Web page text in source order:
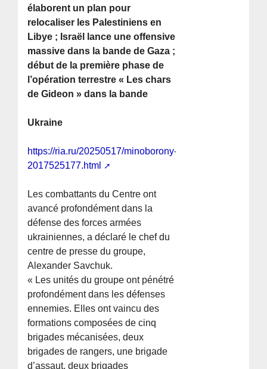
élaborent un plan pour
relocaliser les Palestiniens en
Libye ; Israël lance une offensive
massive dans la bande de Gaza ;
début de la première phase de
l’opération terrestre « Les chars
de Gideon » dans la bande
Ukraine
https://ria.ru/20250517/minoborony-
2017525177.html
Les combattants du Centre ont
avancé profondément dans la
défense des forces armées
ukrainiennes, a déclaré le chef du
centre de presse du groupe,
Alexander Savchuk.
« Les unités du groupe ont pénétré
profondément dans les défenses
ennemies. Elles ont vaincu des
formations composées de cinq
brigades mécanisées, deux
brigades de rangers, une brigade
d’assaut, deux brigades